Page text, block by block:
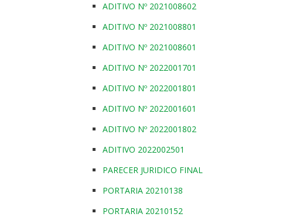
ADITIVO Nº 2021008602
ADITIVO Nº 2021008801
ADITIVO Nº 2021008601
ADITIVO Nº 2022001701
ADITIVO Nº 2022001801
ADITIVO Nº 2022001601
ADITIVO Nº 2022001802
ADITIVO 2022002501
PARECER JURIDICO FINAL
PORTARIA 20210138
PORTARIA 20210152